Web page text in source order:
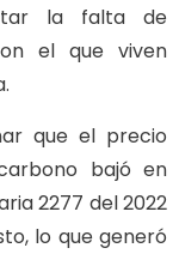
la falta de
el que viven
que el precio
bajó en
2277 del 2022
lo que generó